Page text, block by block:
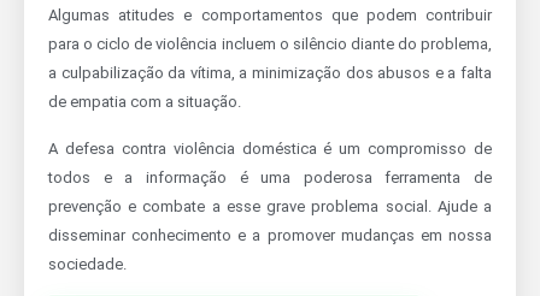
Algumas atitudes e comportamentos que podem contribuir
para o ciclo de violência incluem o silêncio diante do problema,
a culpabilização da vítima, a minimização dos abusos e a falta
de empatia com a situação.
A defesa contra violência doméstica é um compromisso de
todos e a informação é uma poderosa ferramenta de
prevenção e combate a esse grave problema social. Ajude a
disseminar conhecimento e a promover mudanças em nossa
sociedade.